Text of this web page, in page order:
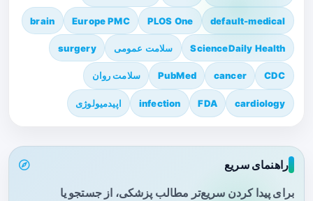
default-medical
PLOS One
Europe PMC
brain
ScienceDaily Health سلامت عمومی surgery
CDC
cancer
PubMed سلامت روان
cardiology
FDA
infection اپیدمیولوژی
راهنمای سریع
برای پیدا کردن سریع‌تر مطالب پزشکی، از جستجو یا